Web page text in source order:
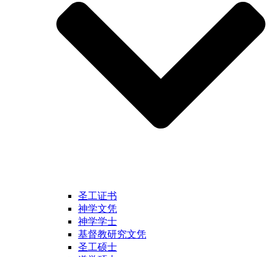
圣工证书
神学文凭
神学学士
基督教研究文凭
圣工硕士